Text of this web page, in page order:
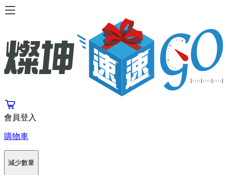
會員登入
購物車
減少數量